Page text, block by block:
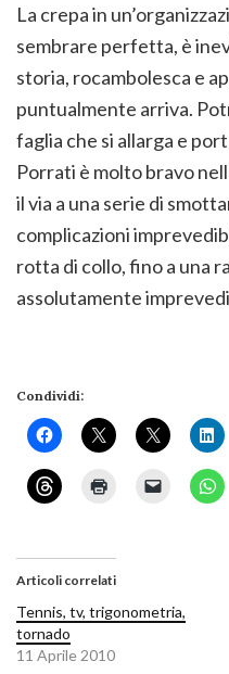
La crepa in
sembrare perfetta, è
storia, rocambolesca e
puntualmente arriva.
faglia che si allarga e
Porrati è molto bravo
il via a una serie di
complicazioni
rotta di collo, fino a una
assolutamente
Condividi:
Articoli correlati
Tennis, tv, trigonometria,
tornado
11 Aprile 2010